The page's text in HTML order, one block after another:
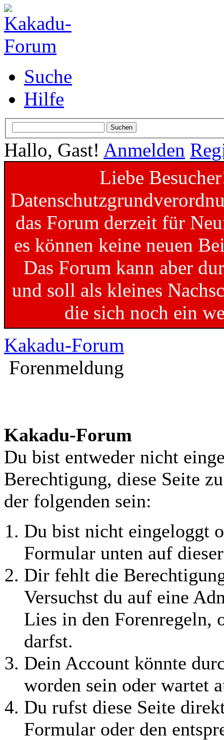
Suche
Hilfe
Hallo, Gast! Anmelden
Liebe
das Forum derzeit für
es können keine neuen
Das Forum kann aber
und soll als kleines
die sich noch ein
Kakadu-Forum
Forenmeldung
Kakadu-Forum
Du bist entweder nicht
Berechtigung, diese Seite
der folgenden sein:
Du bist nicht eingeloggt
Formular unten auf
Dir fehlt die
Versuchst du auf eine
Lies in den Forenregeln,
darfst.
Dein Account könnte
worden sein oder wartet
Du rufst diese Seite
Formular oder den